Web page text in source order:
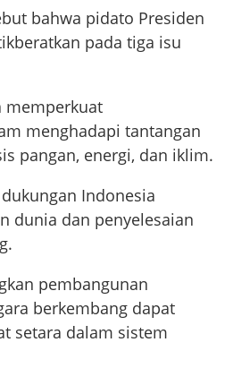
bahwa pidato Presiden
pada tiga isu
memperkuat
menghadapi tantangan
pangan, energi, dan iklim.
Indonesia
dunia dan penyelesaian
pembangunan
berkembang dapat
setara dalam sistem